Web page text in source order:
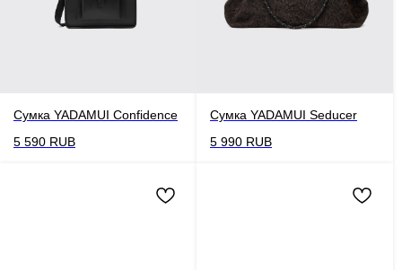
Сумка YADAMUI Confidence
5 590 RUB
Сумка YADAMUI Seducer
5 990 RUB